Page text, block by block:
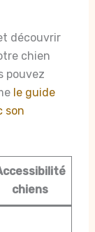
découvrir
chien
pouvez
le guide
son
chiens